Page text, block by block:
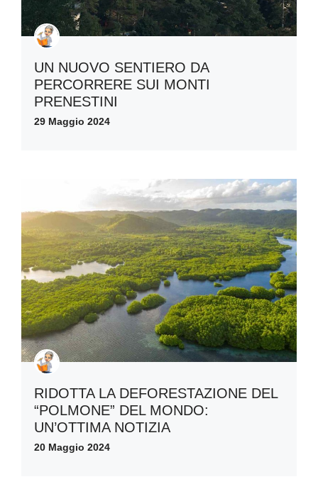
UN NUOVO SENTIERO DA
PERCORRERE SUI MONTI
PRENESTINI
29 Maggio 2024
RIDOTTA LA DEFORESTAZIONE DEL
“POLMONE” DEL MONDO:
UN’OTTIMA NOTIZIA
20 Maggio 2024